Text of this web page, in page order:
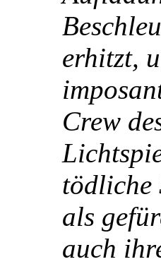
erhitzt,
Crew
tödliche
als
auch